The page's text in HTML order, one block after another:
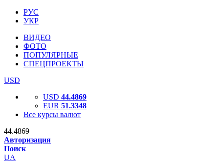
РУС
УКР
ВИДЕО
ФОТО
ПОПУЛЯРНЫЕ
СПЕЦПРОЕКТЫ
USD
USD 44.4869
EUR 51.3348
Все курсы валют
44.4869
Авторизация
Поиск
UA